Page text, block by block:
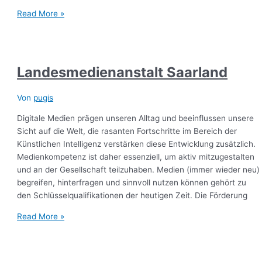
Read More »
Landesmedienanstalt Saarland
Von pugis
Digitale Medien prägen unseren Alltag und beeinflussen unsere
Sicht auf die Welt, die rasanten Fortschritte im Bereich der
Künstlichen Intelligenz verstärken diese Entwicklung zusätzlich.
Medienkompetenz ist daher essenziell, um aktiv mitzugestalten
und an der Gesellschaft teilzuhaben. Medien (immer wieder neu)
begreifen, hinterfragen und sinnvoll nutzen können gehört zu
den Schlüsselqualifikationen der heutigen Zeit. Die Förderung
Read More »